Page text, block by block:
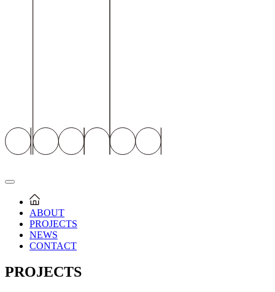
ABOUT
PROJECTS
NEWS
CONTACT
PROJECTS